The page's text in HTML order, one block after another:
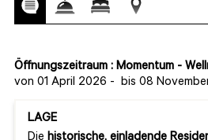
Öffnungszeitraum : Momentum -
von 01 April 2026 - bis 08
LAGE